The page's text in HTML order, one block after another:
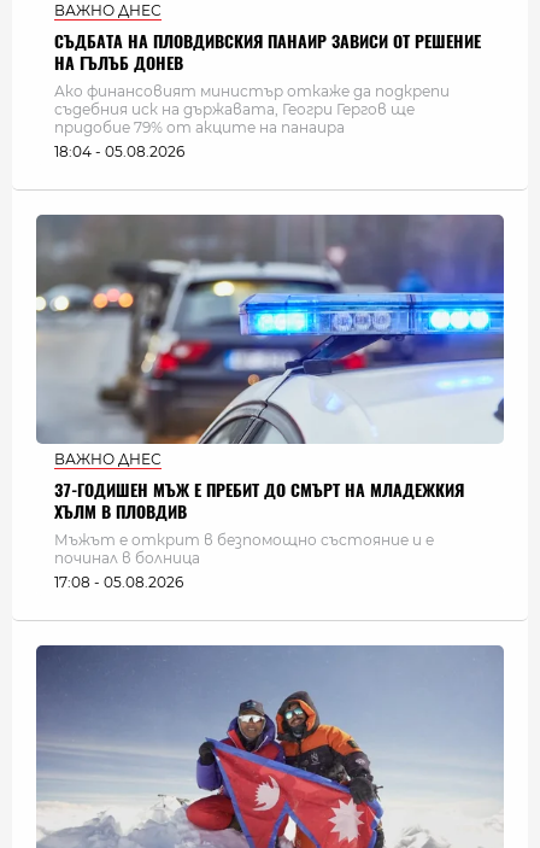
ВАЖНО ДНЕС
СЪДБАТА НА ПЛОВДИВСКИЯ ПАНАИР ЗАВИСИ ОТ РЕШЕНИЕ
НА ГЪЛЪБ ДОНЕВ
Ако финансовият министър откаже да подкрепи
съдебния иск на държавата, Геогри Гергов ще
придобие 79% от акците на панаира
18:04 - 05.08.2026
ВАЖНО ДНЕС
37-ГОДИШЕН МЪЖ Е ПРЕБИТ ДО СМЪРТ НА МЛАДЕЖКИЯ
ХЪЛМ В ПЛОВДИВ
Мъжът е открит в безпомощно състояние и е
починал в болница
17:08 - 05.08.2026